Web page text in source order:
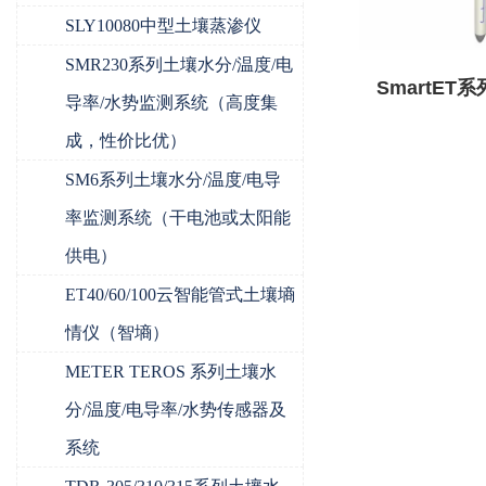
SLY10080中型土壤蒸渗仪
SMR230系列土壤水分/温度/电
导率/水势监测系统（高度集
成，性价比优）
SM6系列土壤水分/温度/电导
率监测系统（干电池或太阳能
供电）
ET40/60/100云智能管式土壤墒
情仪（智墒）
METER TEROS 系列土壤水
分/温度/电导率/水势传感器及
系统
SmartET系